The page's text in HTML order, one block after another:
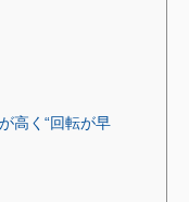
高く“回転が早